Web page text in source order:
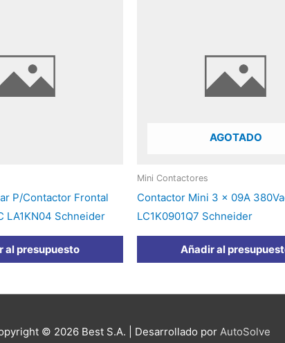
P/Contactor Frontal
LA1KN04 Schneider
al presupuesto
AGOTADO
Mini Contactores
Contactor Mini 3 x 09A
LC1K0901Q7 Schneider
Añadir al
© 2026 Best S.A. | Desarrollado por AutoSolve